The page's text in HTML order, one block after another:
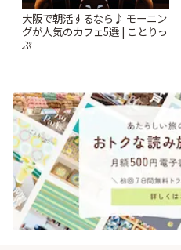
大阪で朝活するなら♪ モーニン
グが人気のカフェ5選 | ことりっ
ぷ